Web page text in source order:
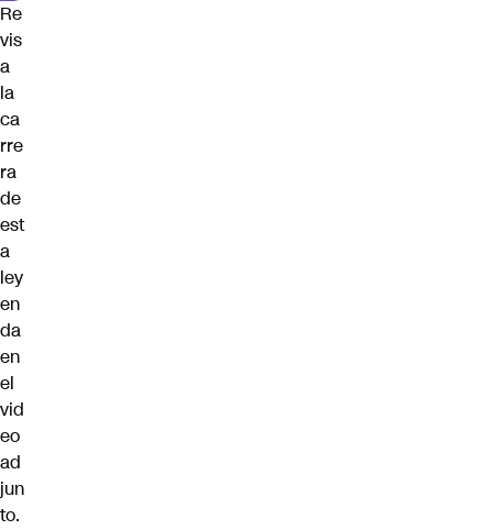
Re
vis
a
la
ca
rre
ra
de
est
a
ley
en
da
en
el
vid
eo
ad
jun
to.